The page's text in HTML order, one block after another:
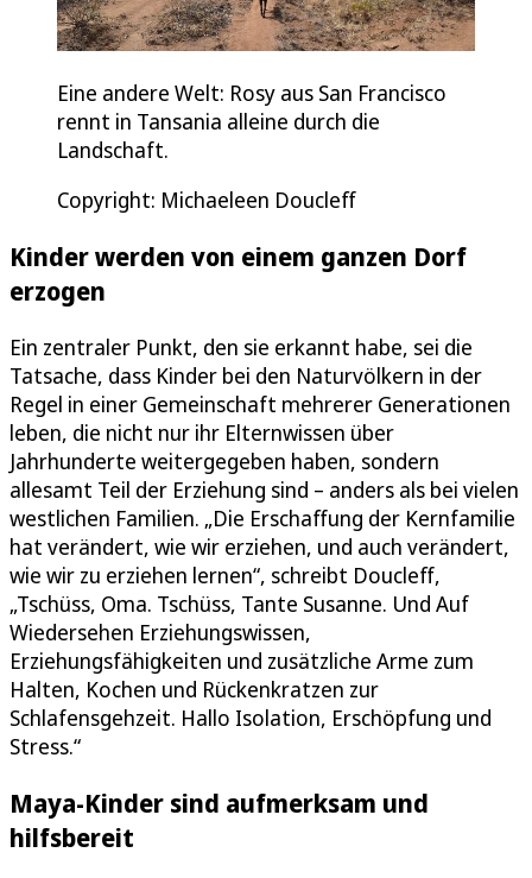
Eine andere Welt: Rosy aus San Francisco
rennt in Tansania alleine durch die
Landschaft.
Copyright: Michaeleen Doucleff
Kinder werden von einem ganzen Dorf
erzogen
Ein zentraler Punkt, den sie erkannt habe, sei die
Tatsache, dass Kinder bei den Naturvölkern in der
Regel in einer Gemeinschaft mehrerer Generationen
leben, die nicht nur ihr Elternwissen über
Jahrhunderte weitergegeben haben, sondern
allesamt Teil der Erziehung sind – anders als bei vielen
westlichen Familien. „Die Erschaffung der Kernfamilie
hat verändert, wie wir erziehen, und auch verändert,
wie wir zu erziehen lernen“, schreibt Doucleff,
„Tschüss, Oma. Tschüss, Tante Susanne. Und Auf
Wiedersehen Erziehungswissen,
Erziehungsfähigkeiten und zusätzliche Arme zum
Halten, Kochen und Rückenkratzen zur
Schlafensgehzeit. Hallo Isolation, Erschöpfung und
Stress.“
Maya-Kinder sind aufmerksam und
hilfsbereit